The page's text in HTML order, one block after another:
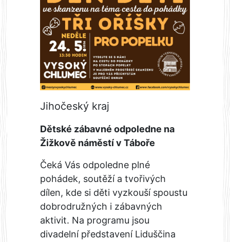
Jihočeský kraj
Dětské zábavné odpoledne na
Žižkově náměstí v Táboře
Čeká Vás odpoledne plné
pohádek, soutěží a tvořivých
dílen, kde si děti vyzkouší spoustu
dobrodružných i zábavných
aktivit. Na programu jsou
divadelní představení Liduščina